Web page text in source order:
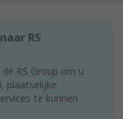
RS
RS Group om u
plaatselijke
te kunnen